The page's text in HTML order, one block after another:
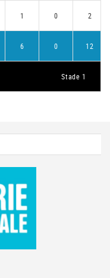
1 0 2
6 0 12
Stade 1